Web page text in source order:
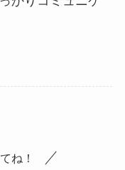
ね！